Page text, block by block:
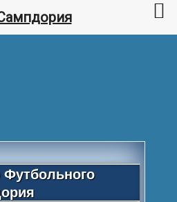
Футбольного